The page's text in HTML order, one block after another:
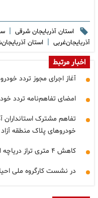
استان آذربایجان شرقی |
آذربایجان‌غربی | استان
اخبار مرتبط
آغاز اجرای مجوز تردد خودروهای مناطق
امضای تفاهم‌نامه تردد
تفاهم مشترک استانداران
خودروهای پلاک منطقه آزاد
کاهش ۴ متری تراز دریاچه ارومیه نسبت به متوسط بلندمدت
در نشست کارگروه ملی